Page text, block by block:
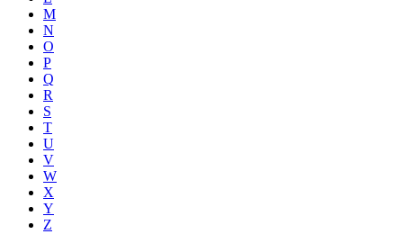
M
N
O
P
Q
R
S
T
U
V
W
X
Y
Z